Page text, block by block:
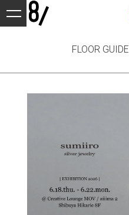
FLOOR GUIDE